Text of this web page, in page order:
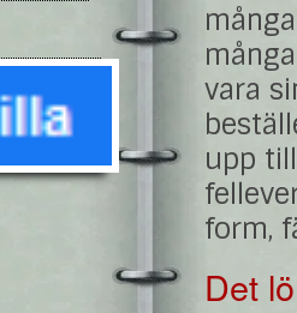
vara
upp
form,
Det